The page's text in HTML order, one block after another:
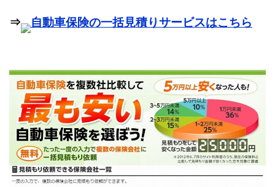
⇒ 自動車保険の一括見積りサービスはこちら